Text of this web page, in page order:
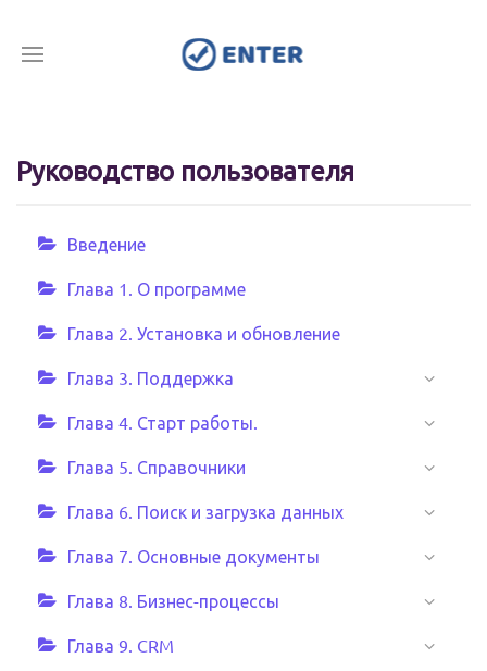
Руководство пользователя
Введение
Глава 1. О программе
Глава 2. Установка и обновление
Глава 3. Поддержка
Глава 4. Старт работы.
Глава 5. Справочники
Глава 6. Поиск и загрузка данных
Глава 7. Основные документы
Глава 8. Бизнес-процессы
Глава 9. CRM